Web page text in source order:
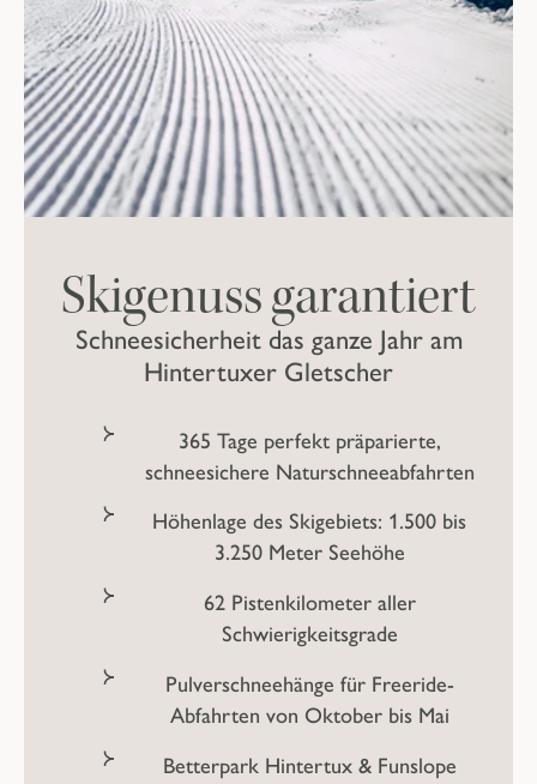
Schneesicherheit das ganze Jahr am
Hintertuxer Gletscher
Skigenuss garantiert
365 Tage perfekt präparierte,
schneesichere Naturschneeabfahrten
Höhenlage des Skigebiets: 1.500 bis
3.250 Meter Seehöhe
62 Pistenkilometer aller
Schwierigkeitsgrade
Pulverschneehänge für Freeride-
Abfahrten von Oktober bis Mai
Betterpark Hintertux & Funslope